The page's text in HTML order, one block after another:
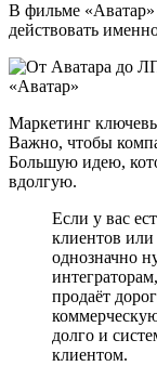
В фильме
действовать
Маркетинг
Важно, чтобы
Большую идею,
вдолгую.
Если у вас
клиентов
однозначно
продаёт
долго и
клиентом.